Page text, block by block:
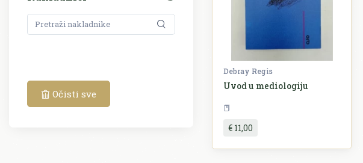
Očisti sve
Debray Regis
Uvod u mediologiju
€ 11,00